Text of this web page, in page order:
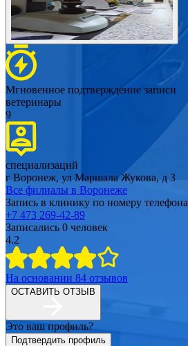
Мгновенное подтверждение записи
ветеринары
9
специализаций
г Воронеж, ул Маршала Жукова, д 3
Все филиалы в Воронеже
Запись в клинику по номеру телефона
+7 473 269-42-89
Записались 0 человек
4.2
На основании 84 отзывов
ОСТАВИТЬ ОТЗЫВ
Это ваш профиль?
Подтвердить профиль